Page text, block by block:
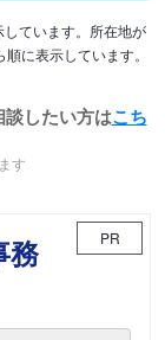
ています。所在地が
に表示しています。
したい方はこち
す
務
PR